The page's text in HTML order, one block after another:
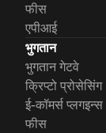
फीस
एपीआई
भुगतान
भुगतान गेटवे
क्रिप्टो प्रोसेसिंग
ई-कॉमर्स प्लगइन्स
फीस